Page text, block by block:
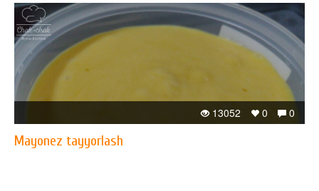
0
0
13052
Mayonez tayyorlash